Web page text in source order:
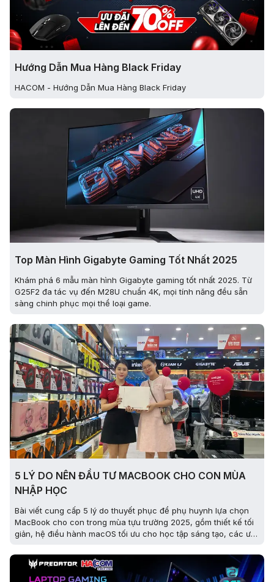
Hướng Dẫn Mua Hàng Black Friday
HACOM - Hướng Dẫn Mua Hàng Black Friday
Top Màn Hình Gigabyte Gaming Tốt Nhất 2025
Khám phá 6 mẫu màn hình Gigabyte gaming tốt nhất 2025. Từ
G25F2 đa tác vụ đến M28U chuẩn 4K, mọi tính năng đều sẵn
sàng chinh phục mọi thể loại game.
5 LÝ DO NÊN ĐẦU TƯ MACBOOK CHO CON MÙA
NHẬP HỌC
Bài viết cung cấp 5 lý do thuyết phục để phụ huynh lựa chọn
MacBook cho con trong mùa tựu trường 2025, gồm thiết kế tối
giản, hệ điều hành macOS tối ưu cho học tập sáng tạo, các ưu
và những lợi ích lâu dài cho sinh viên và phụ huynh công nghệ
hiện đại